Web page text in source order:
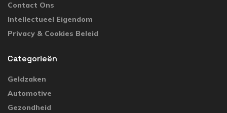
Contact Ons
Intellectueel Eigendom
Privacy & Cookies Beleid
Categorieën
Geldzaken
Automotive
Gezondheid